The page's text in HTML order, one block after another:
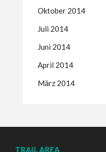
Oktober 2014
Juli 2014
Juni 2014
April 2014
März 2014
TRAIL AREA